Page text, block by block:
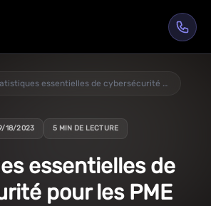
Statistiques essentielles de cybersécurité pour les PME en 2023
18/2023 5 MIN DE LECTURE
essentielles de
pour les PME